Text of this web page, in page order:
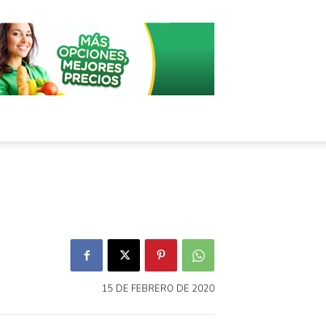
15 DE FEBRERO DE 2020